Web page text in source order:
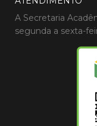
A Secretaria
segunda a sexta-